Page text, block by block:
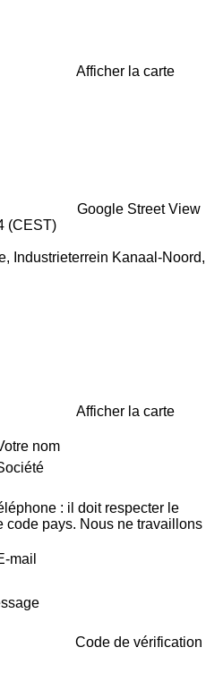
Afficher la carte
Google Street View
(CEST)
Industrieterrein Kanaal-Noord,
Afficher la carte
nom
: il doit respecter le
code pays. Nous ne travaillons
mail
Code de vérification